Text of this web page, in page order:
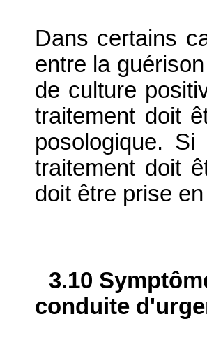
Dans certains
entre la
de culture
traitement doit
posologique.
traitement doit
doit être prise
3.10
conduite